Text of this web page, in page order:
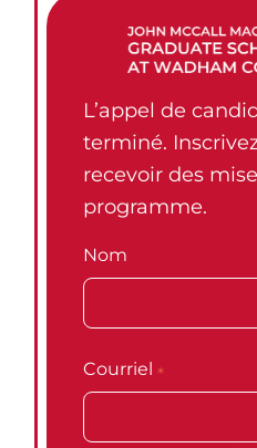
L’appel de
terminé.
recevoir des
programme.
Nom
Courriel *